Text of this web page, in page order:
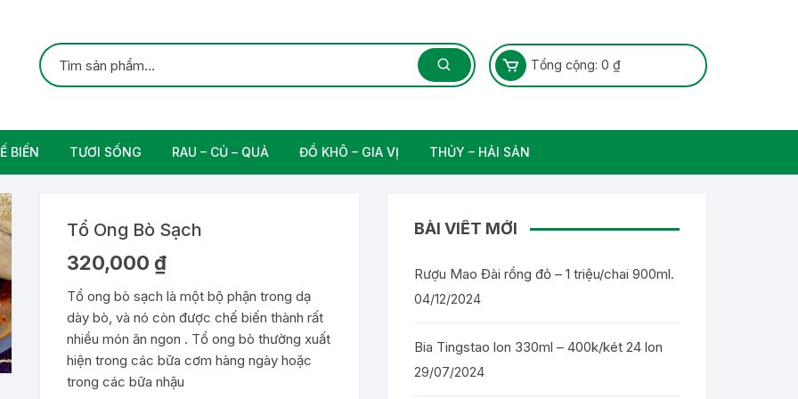
Tổng cộng: 0 ₫
BIẾN TƯƠI SỐNG
Thịt bò tươi sạch
RAU – CỦ – QUẢ ĐỒ KHÔ – GIA VỊ THỦY – HẢI SẢN
Tổ Ong Bò Sạch
320,000 ₫
Tổ ong bò sạch là một bộ phận trong dạ
dày bò, và nó còn được chế biến thành rất
nhiều món ăn ngon . Tổ ong bò thường xuất
hiện trong các bữa cơm hàng ngày hoặc
trong các bữa nhậu
BÀI VIẾT MỚI
Rượu Mao Đài rồng đỏ – 1 triệu/chai 900ml.
04/12/2024
Bia Tingstao lon 330ml – 400k/két 24 lon
29/07/2024